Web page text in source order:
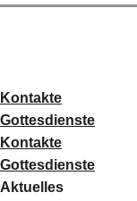
Kontakte
Gottesdienste
Kontakte
Gottesdienste
Aktuelles